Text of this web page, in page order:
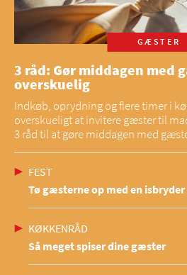
GÆSTER
3 råd: Gør middagen med
overskuelig
Indkøb, oprydning og flere timer i
overskueligt at invitere gæster til
3 råd til at gøre middagen med
FEST
Tø gæsterne op med en isbryder
KØKKENRÅD
Så meget spiser dine gæster